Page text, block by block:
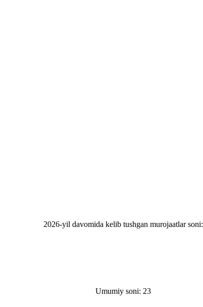
2026-yil davomida kelib tushgan murojaatlar soni:
Umumiy soni: 23